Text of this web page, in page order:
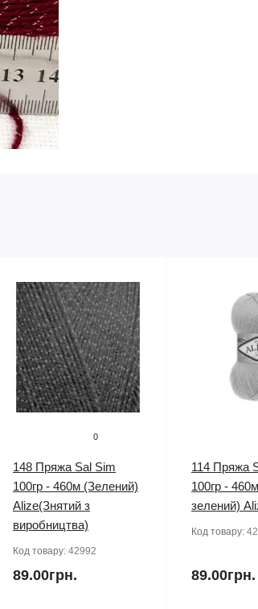
0
148 Пряжа Sal Sim
100гр - 460м (Зелений)
Alize(Знятий з
виробництва)
Код товару: 42992
89.00грн.
114 Пряжа
100гр -
зелений)
Код товару:
89.00грн.